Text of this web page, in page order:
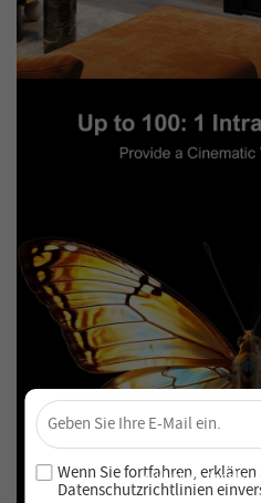
Sichere dir 4 % Rabatt
Melde dich für unseren
exklusiven
Wenn Sie fortfahren,
Datenschutzrichtlinien